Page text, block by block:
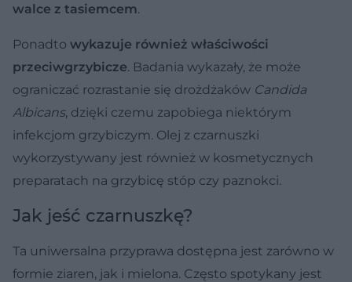
walce z tasiemcem.
Ponadto wykazuje również właściwości
przeciwgrzybicze. Badania wykazały, że może
ograniczać rozrastanie się drożdżaków Candida
Albicans, dzięki czemu zapobiega niektórym
infekcjom grzybiczym. Olej z czarnuszki
wykorzystywany jest również w kosmetycznych
preparatach na grzybicę stóp czy paznokci.
Jak jeść czarnuszkę?
Ta uniwersalna przyprawa dostępna jest zarówno w
formie ziaren, jak i mielona. Często spotykany jest